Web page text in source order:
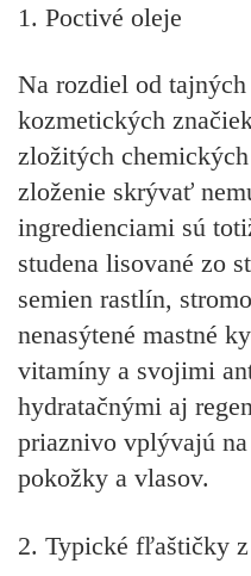
1. Poctivé oleje
Na rozdiel od
kozmetických
zložitých
zloženie skrývať
ingredienciami sú
studena lisované zo
semien rastlín,
nenasýtené mastné
vitamíny a svojimi
hydratačnými aj
priaznivo vplývajú
pokožky a vlasov.
2. Typické fľaštičky